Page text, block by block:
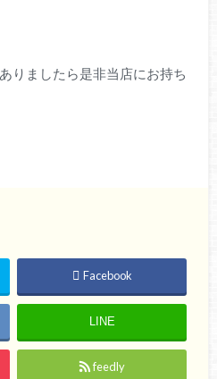
りましたら是非当店にお持ち
Facebook
LINE
feedly